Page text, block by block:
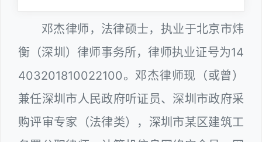
邓杰律师，法律硕士，执业于北京市炜
衡（深圳）律师事务所，律师执业证号为14
403201810022100。邓杰律师现（或曾）
兼任深圳市人民政府听证员、深圳市政府采
购评审专家（法律类），深圳市某区建筑工